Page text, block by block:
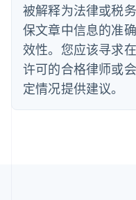
被解释为法律或税
保文章中信息的准
效性。您应该寻求
许可的合格律师或
定情况提供建议。
丹麦
English
德国
DeutschEnglish
法国
FrançaisEnglish
芬兰
EnglishSvenska